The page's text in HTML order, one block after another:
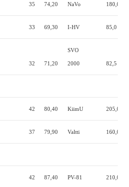
35 74,20 NaVo 180,0
33 69,30 I-HV 85,0
32 71,20
SVO
2000 82,5
42 80,40 KiimU 205,0
37 79,90 Valtti 160,0
42 87,40 PV-81 210,0